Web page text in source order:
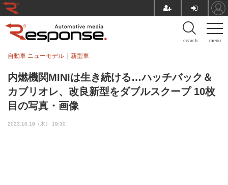
menu
search
内燃機関MINIは生き続ける…ハッチバック＆
カブリオレ、改良新型をダブルスクープ 10枚
目の写真・画像
自動車 ニューモデル 新型車
2023.10.19（木） 19:30